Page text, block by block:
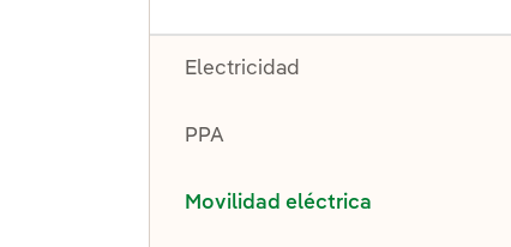
Electricidad
PPA
Movilidad eléctrica